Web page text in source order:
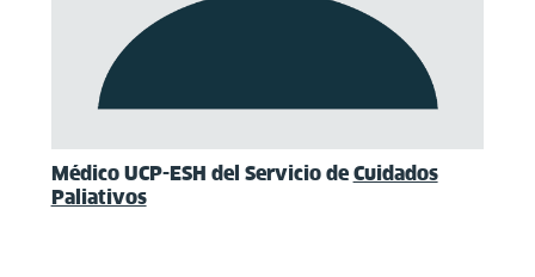
Médico UCP-ESH del Servicio de Cuidados
Paliativos